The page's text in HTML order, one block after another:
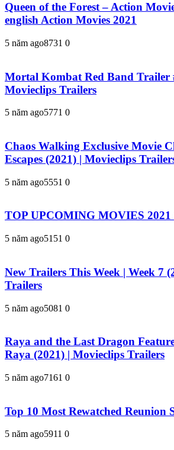
Queen of the Forest – Action
english Action Movies 2021
5 năm ago8731 0
Mortal Kombat Red Band Trailer
Movieclips Trailers
5 năm ago5771 0
Chaos Walking Exclusive Movie
Escapes (2021) | Movieclips
5 năm ago5551 0
TOP UPCOMING MOVIES 2021
5 năm ago5151 0
New Trailers This Week | Week 7
Trailers
5 năm ago5081 0
Raya and the Last Dragon
Raya (2021) | Movieclips Trailers
5 năm ago7161 0
Top 10 Most Rewatched Reunion
5 năm ago5911 0